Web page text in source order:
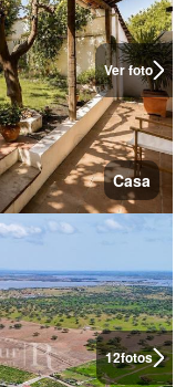
Ver foto
Casa
12fotos